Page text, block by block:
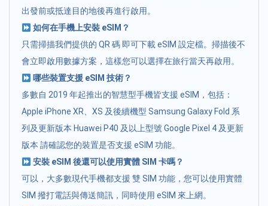
出發前或抵達目的地後再進行啟用。
如何在手機上安裝 eSIM？
只需掃描我們提供的 QR 碼 即可下載 eSIM 設定檔。掃描後不
會立即啟用數據方案，這樣您可以選擇在旅行當天再啟用。
哪些裝置支援 eSIM 技術？
多數自 2019 年起推出的智慧型手機皆支援 eSIM，包括：
Apple iPhone XR、XS 及後續機型 Samsung Galaxy Fold 系
列及更新版本 Huawei P40 及以上型號 Google Pixel 4 及更新
版本 請確認您的裝置是否支援 eSIM 功能。
安裝 eSIM 後還可以使用實體 SIM 卡嗎？
可以，大多數現代手機都支援 雙 SIM 功能，您可以使用實體
SIM 撥打電話與傳送簡訊，同時使用 eSIM 來上網。